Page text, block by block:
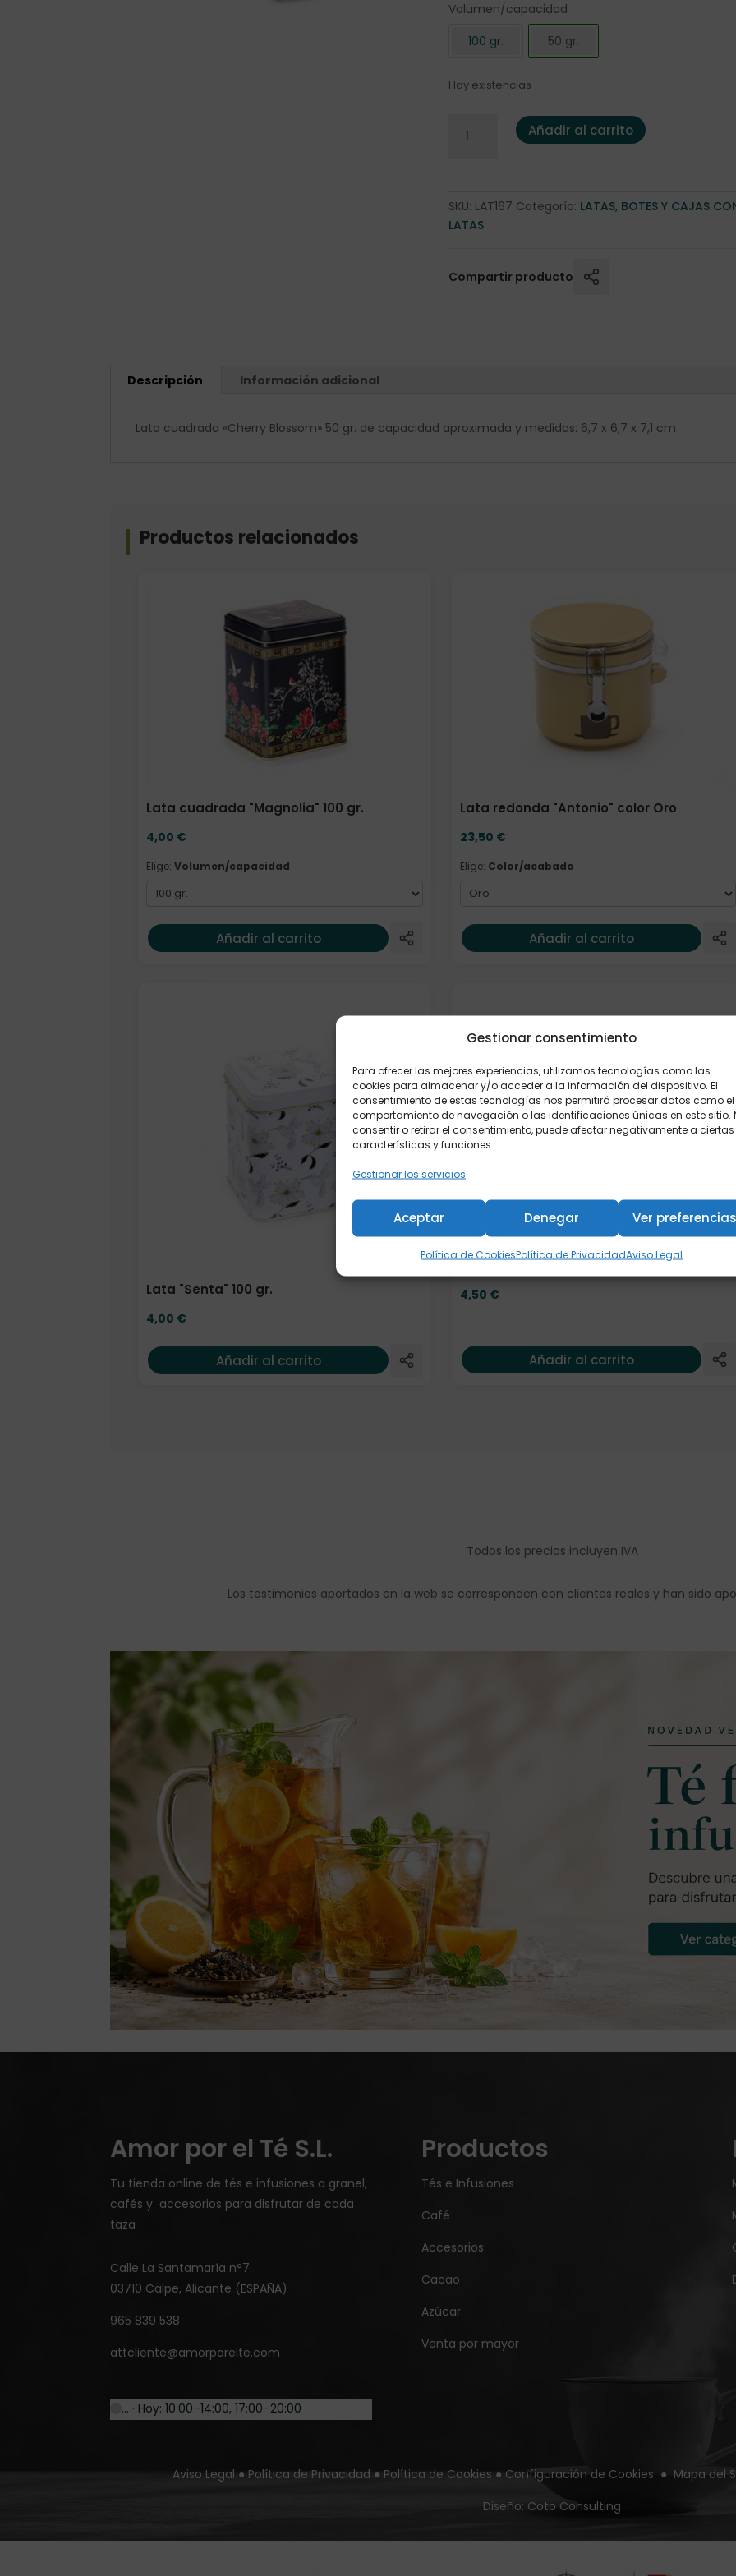
Gestionar consentimiento
Para ofrecer las mejores experiencias, utilizamos tecnologías como las
cookies para almacenar y/o acceder a la información del dispositivo. El
consentimiento de estas tecnologías nos permitirá procesar datos como el
comportamiento de navegación o las identificaciones únicas en este sitio.
consentir o retirar el consentimiento, puede afectar negativamente a ciertas
características y funciones.
Gestionar los servicios
Aceptar Denegar Ver
Política de CookiesPolítica de PrivacidadAviso Legal
Volumen/capacidad
100 gr.
50 gr.
Hay existencias
Lata "Cherry Blossom" 50 gr. cantidad
Añadir al carrito
SKU: LAT167 Categoría: LATAS, BOTES Y CAJAS
LATAS
Compartir producto
Descripción Información adicional
Lata cuadrada «Cherry Blossom» 50 gr. de capacidad aproximada y medidas: 6,7 x 6,7 x 7,1 cm
Productos relacionados
Lata cuadrada "Magnolia" 100 gr.
4,00 €
Elige:Volumen/capacidad
Añadir al carrito
Lata redonda "Antonio" color Oro
23,50 €
Elige: Color/acabado
Añadir al carrito
Lata "Senta" 100 gr.
4,00 €
Añadir al carrito
Lata "Iva" 100 gr.
4,50 €
Añadir al carrito
Todos los precios incluyen IVA
Los testimonios aportados en la web se corresponden con clientes reales y han sido
Amor por el Té S.L.
Tu tienda online de tés e infusiones a granel,
cafés y accesorios para disfrutar de cada
taza
Calle La Santamaría n°7
03710 Calpe, Alicante (ESPAÑA)
965 839 538
attcliente@amorporelte.com
… · Hoy: 10:00–14:00, 17:00–20:00
Productos
Tés e Infusiones
Café
Accesorios
Cacao
Azúcar
Venta por mayor
Aviso Legal ● Política de Privacidad ● Política de Cookies ● Configuración de Cookies ● Mapa del
Diseño: Coto Consulting